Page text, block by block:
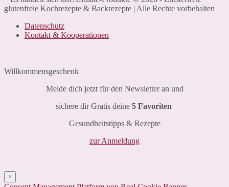
glutenfreie Kochrezepte & Backrezepte | Alle Rechte vorbehalten
Datenschutz
Kontakt & Kooperationen
Willkommensgeschenk
Melde dich jetzt für den Newsletter an und
sichere dir Gratis deine 5 Favoriten
Gesundheitstipps & Rezepte
zur Anmeldung
×